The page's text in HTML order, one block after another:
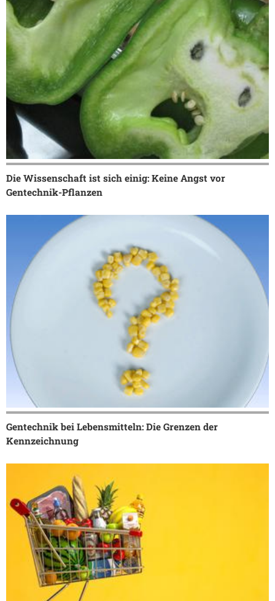
Die Wissenschaft ist sich einig: Keine Angst vor
Gentechnik-Pflanzen
Gentechnik bei Lebensmitteln: Die Grenzen der
Kennzeichnung